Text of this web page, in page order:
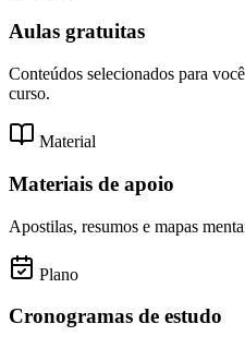
Aulas gratuitas
Conteúdos selecionados para
curso.
Material
Materiais de apoio
Apostilas, resumos e mapas
Plano
Cronogramas de estudo